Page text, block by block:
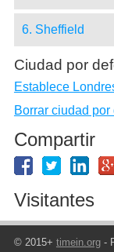
6. Sheffield
Ciudad por
Establece
Borrar ciudad por
Compartir
Visitantes
© 2015+ timein.org-